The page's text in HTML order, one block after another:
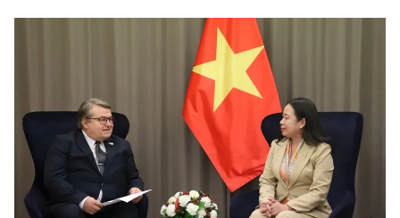
ESPAÑOL
한국어